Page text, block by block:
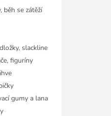
běh se zátěží
slackline
figuríny
gumy a lana